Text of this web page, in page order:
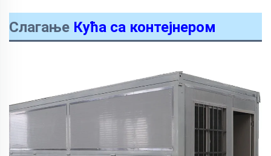
Слагање Кућа са контејнером